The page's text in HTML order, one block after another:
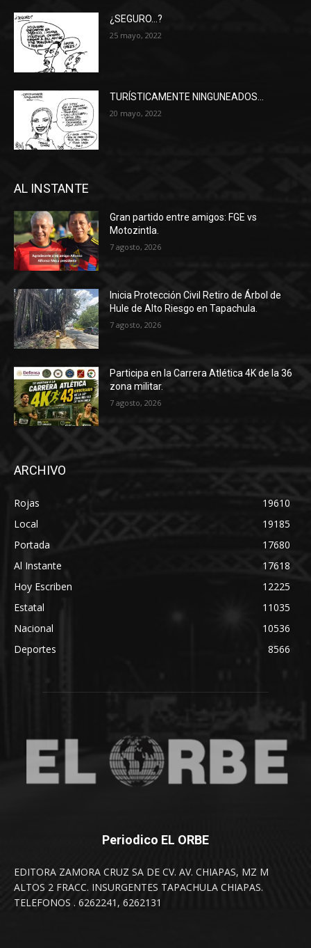
¿SEGURO…?
25 mayo, 2022
TURÍSTICAMENTE NINGUNEADOS…
20 mayo, 2022
AL INSTANTE
Gran partido entre amigos: FGE vs
Motozintla.
7 agosto, 2026
Inicia Protección Civil Retiro de Árbol de
Hule de Alto Riesgo en Tapachula.
7 agosto, 2026
Participa en la Carrera Atlética 4K de la 36
zona militar.
7 agosto, 2026
ARCHIVO
Rojas
19610
Local
19185
Portada
17680
Al Instante
17618
Hoy Escriben
12225
Estatal
11035
Nacional
10536
Deportes
8566
Periodico EL ORBE
EDITORA ZAMORA CRUZ SA DE CV. AV. CHIAPAS, MZ M
ALTOS 2 FRACC. INSURGENTES TAPACHULA CHIAPAS.
TELEFONOS . 6262241, 6262131